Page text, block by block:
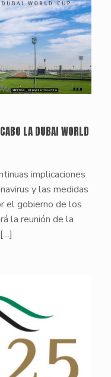
LA DUBAI WORLD
implicaciones
y las medidas
el gobierno de los
la reunión de la
[…]